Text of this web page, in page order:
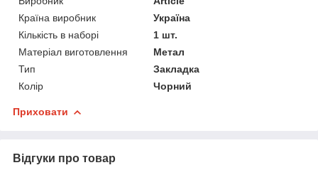
Країна виробник
Україна
Кількість в наборі
1 шт.
Матеріал виготовлення
Метал
Тип
Закладка
Колір
Чорний
Приховати
Відгуки про товар